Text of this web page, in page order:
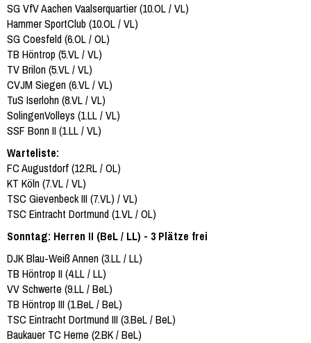
SG VfV Aachen Vaalserquartier (10.OL / VL)
Hammer SportClub (10.OL / VL)
SG Coesfeld (6.OL / OL)
TB Höntrop (5.VL / VL)
TV Brilon (5.VL / VL)
CVJM Siegen (6.VL / VL)
TuS Iserlohn (8.VL / VL)
SolingenVolleys (1.LL / VL)
SSF Bonn II (1.LL / VL)
Warteliste:
FC Augustdorf (12.RL / OL)
KT Köln (7.VL / VL)
TSC Gievenbeck III (7.VL) / VL)
TSC Eintracht Dortmund (1.VL / OL)
Sonntag: Herren II (BeL / LL) - 3 Plätze frei
DJK Blau-Weiß Annen (3.LL / LL)
TB Höntrop II (4.LL / LL)
VV Schwerte (9.LL / BeL)
TB Höntrop III (1.BeL / BeL)
TSC Eintracht Dortmund III (3.BeL / BeL)
Baukauer TC Herne (2.BK / BeL)